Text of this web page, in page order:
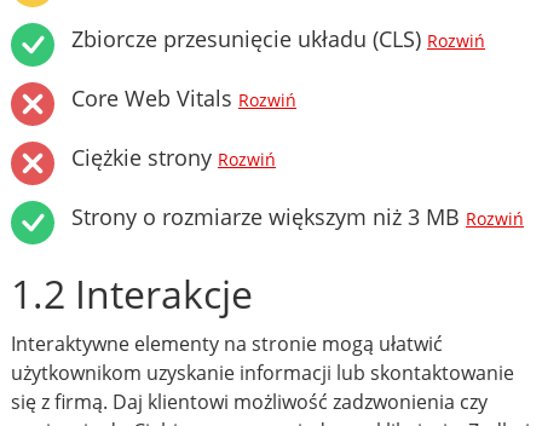
Zbiorcze przesunięcie układu (CLS) Rozwiń
Core Web Vitals Rozwiń
Ciężkie strony Rozwiń
Strony o rozmiarze większym niż 3 MB Rozwiń
1.2 Interakcje
Interaktywne elementy na stronie mogą ułatwić
użytkownikom uzyskanie informacji lub skontaktowanie
się z firmą. Daj klientowi możliwość zadzwonienia czy